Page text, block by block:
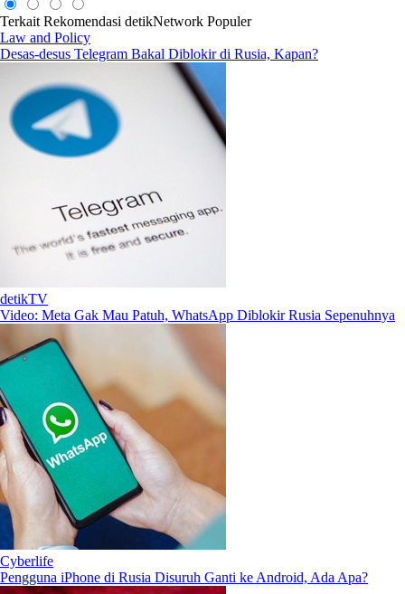
Terkait Rekomendasi detikNetwork Populer
Law and Policy
Desas-desus Telegram Bakal Diblokir di Rusia, Kapan?
detikTV
Video: Meta Gak Mau Patuh, WhatsApp Diblokir Rusia Sepenuhnya
Cyberlife
Pengguna iPhone di Rusia Disuruh Ganti ke Android, Ada Apa?